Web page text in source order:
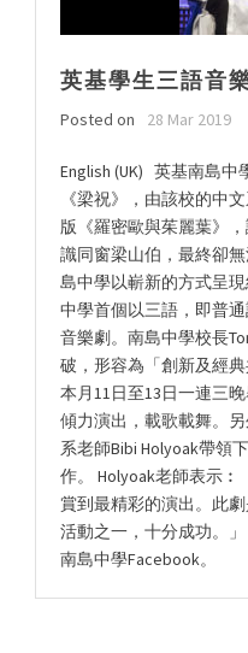
英基學生三語音
Posted on 28 Mar 2019
English (UK) 英基南島
《梁祝》，由該校的中
版《羅密歐與茱麗葉》
識同窗梁山伯，最終卻
島中學以嶄新的方式呈
中學首個以三語，即普
音樂劇。南島中學校長
破，形容為「創新及經
本月11日至13日一連三
傾力演出，載歌載舞。
系老師Bibi Holyoak帶領
作。 Holyoak老師表示
賞到最精彩的演出。此
活動之一，十分成功。
南島中學Facebook。